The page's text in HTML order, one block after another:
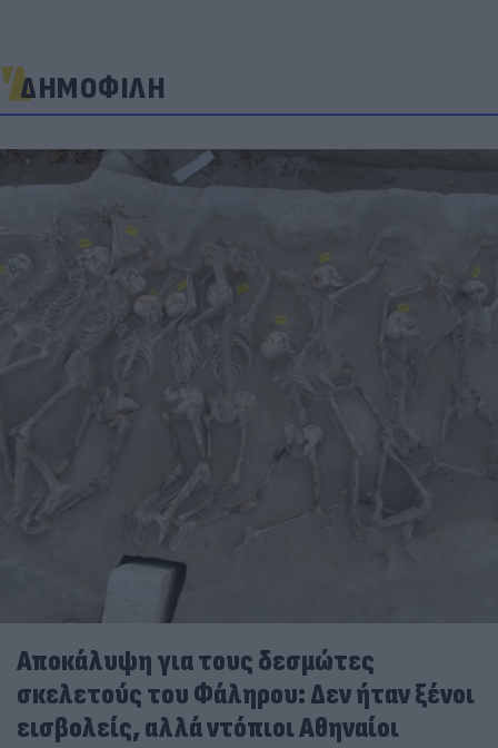
ΔΗΜΟΦΙΛΗ
Αποκάλυψη για τους δεσμώτες
σκελετούς του Φάληρου: Δεν ήταν ξένοι
εισβολείς, αλλά ντόπιοι Αθηναίοι